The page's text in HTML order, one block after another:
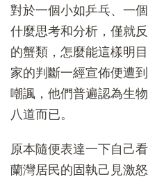
對於一個小如乒乓、一
什麼思考和分析，僅就
的蟹類，怎麼能這樣明
家的判斷一經宣佈便遭
嘲諷，他們普遍認為生
八道而已。
原本隨便表達一下自己
蘭灣居民的固執己見激